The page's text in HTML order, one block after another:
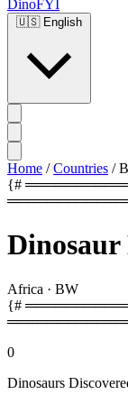
DinoFYI
🇺🇸 English
Home / Countries /
{#
Dinosaur
Africa · BW
{#
0
Dinosaurs